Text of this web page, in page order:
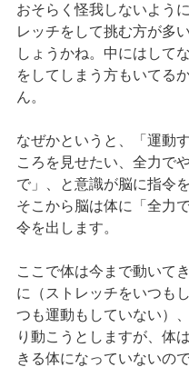
おそらく怪我しないよう
レッチをして挑む方が多
しょうかね。中にはして
をしてしまう方もいてる
ん。
なぜかというと、「運動
ころを見せたい、全力で
で」、と意識が脳に指令
そこから脳は体に「全力
令を出します。
ここで体は今まで動いて
に（ストレッチをいつも
つも運動もしていない）
り動こうとしますが、体
きる体になっていないの